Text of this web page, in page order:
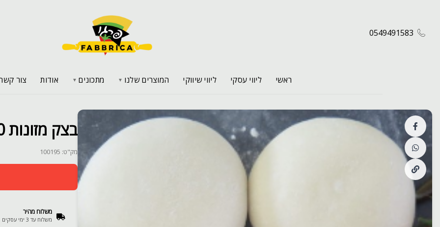
0549491583
ראשי ליווי עסקי ליווי שיווקי המוצרים שלנו ▼ מתכונים ▼ אודות צור
בצק מזונות 550 גרם- 32 כדורים
מק"ט: 100195
משלוח מהיר
משלוח עד 3 ימי עסקים